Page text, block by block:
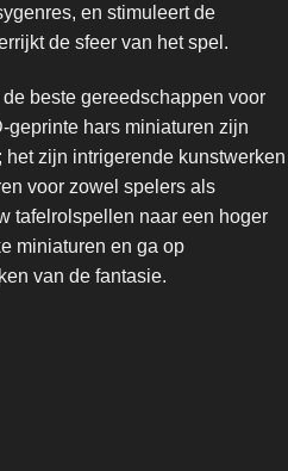
en stimuleert de
de sfeer van het spel.
beste gereedschappen voor
geprinte hars miniaturen zijn
zijn intrigerende kunstwerken
voor zowel spelers als
tafelrolspellen naar een hoger
miniaturen en ga op
van de fantasie.